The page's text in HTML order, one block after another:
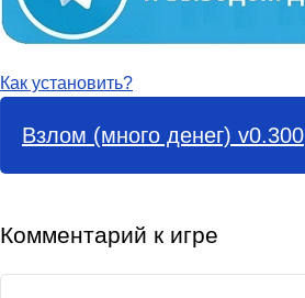
Как установить?
Взлом (много денег) v0.300
Комментарий к игре